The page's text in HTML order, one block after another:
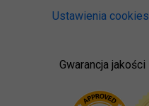
Ustawienia cookies
Gwarancja jakości